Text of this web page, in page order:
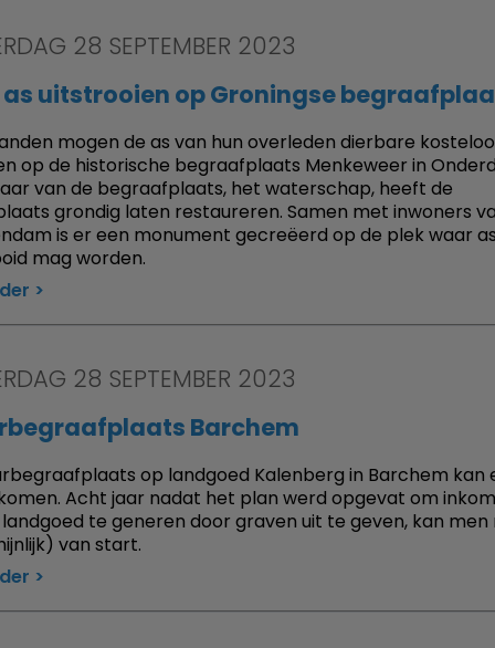
28 SEPTEMBER 2023
uitstrooien op Groningse
mogen de as van hun overleden dierbare
op de historische begraafplaats Menkeweer in
van de begraafplaats, het waterschap, heeft de
grondig laten restaureren. Samen met inwoners
is er een monument gecreëerd op de plek waar as
mag worden.
28 SEPTEMBER 2023
Barchem
op landgoed Kalenberg in Barchem kan
Acht jaar nadat het plan werd opgevat om
te generen door graven uit te geven, kan men
van start.